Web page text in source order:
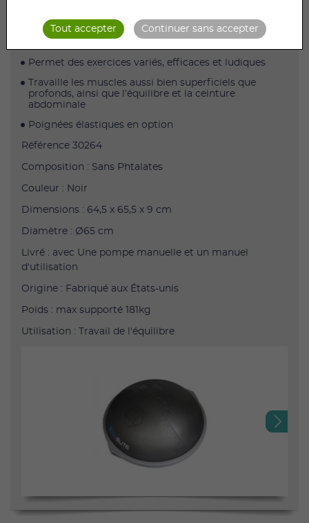
Comprend une pompe manuelle et un manuel
Permet des exercices variés, efficaces et ludiques
Travaille les muscles aussi bien superficiels que
profonds, ainsi que l’équilibre et la ceinture
abdominale
Poignées élastiques en option
Référence 30264
Composition : Sans Phtalates
Couleur : Noir
Dimensions : 64,5 x 65,5 x 9 cm
Diamètre : Ø65 cm
Livré : avec Une pompe manuelle et un manuel
d'utilisation
Origine : Fabriqué aux États-unis
Poids : max supporté 181kg
Utilisation : Travail de l'équilibre
Tout accepter Continuer sans accepter